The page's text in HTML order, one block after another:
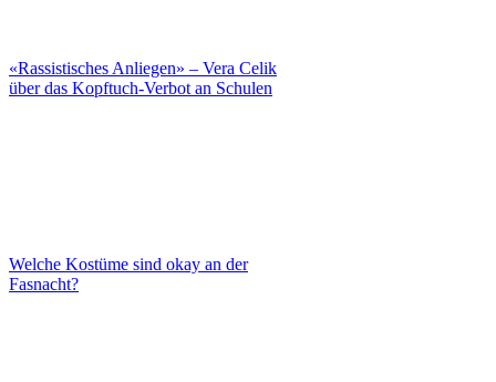
«Rassistisches Anliegen» – Vera Celik
über das Kopftuch-Verbot an Schulen
Welche Kostüme sind okay an der
Fasnacht?